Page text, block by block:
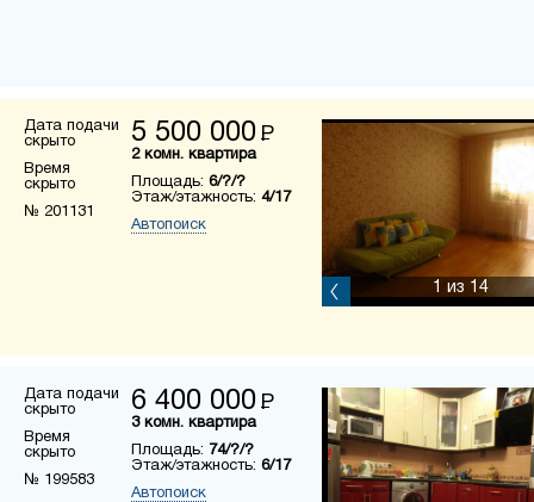
Дата подачи
скрыто
Время
скрыто
№ 201131
5 500 000 Р
2 комн. квартира
Площадь: 6/?/?
Этаж/этажность: 4/17
Автопоиск
1 из 14
Дата подачи
скрыто
Время
скрыто
№ 199583
6 400 000 Р
3 комн. квартира
Площадь: 74/?/?
Этаж/этажность: 6/17
Автопоиск